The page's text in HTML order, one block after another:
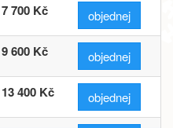
7 700 Kč objednej
9 600 Kč objednej
13 400 Kč objednej